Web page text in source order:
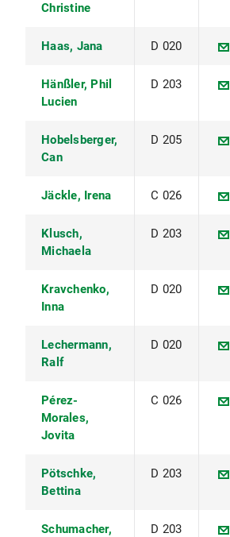
Christine
Haas, Jana D 020
Hänßler, Phil
Lucien
D 203
Hobelsberger,
Can
D 205
Jäckle, Irena C 026
Klusch,
Michaela
D 203
Kravchenko,
Inna
D 020
Lechermann,
Ralf
D 020
Pérez-
Morales,
Jovita
C 026
Pötschke,
Bettina
D 203
Schumacher,
D 203